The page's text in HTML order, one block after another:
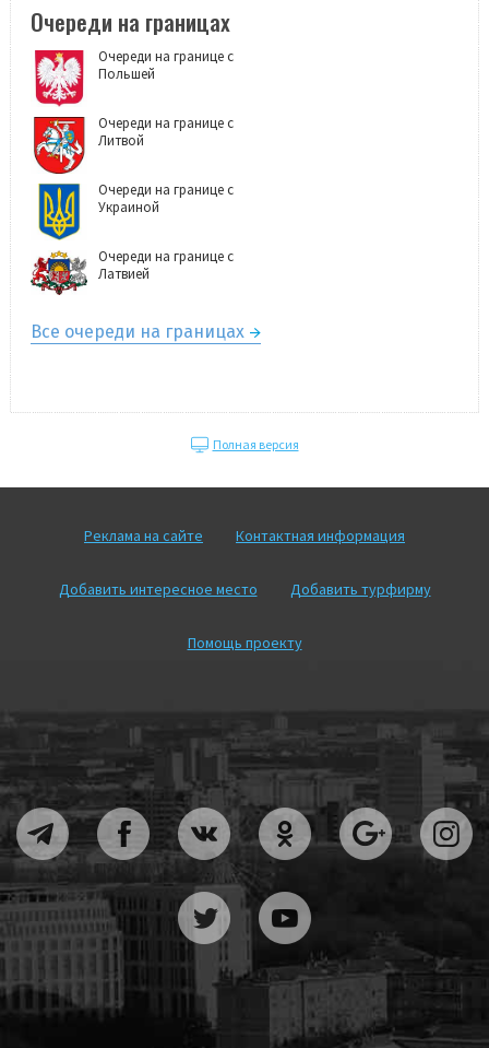
Очереди на границах
Очереди на границе с
Польшей
Очереди на границе с
Литвой
Очереди на границе с
Украиной
Очереди на границе с
Латвией
Все очереди на границах
Полная версия
Реклама на сайте Контактная информация
Добавить интересное место Добавить турфирму
Помощь проекту